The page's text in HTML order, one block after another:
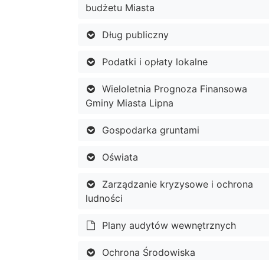
budżetu Miasta
Dług publiczny
Podatki i opłaty lokalne
Wieloletnia Prognoza Finansowa
Gminy Miasta Lipna
Gospodarka gruntami
Oświata
Zarządzanie kryzysowe i ochrona
ludności
Plany audytów wewnętrznych
Ochrona Środowiska